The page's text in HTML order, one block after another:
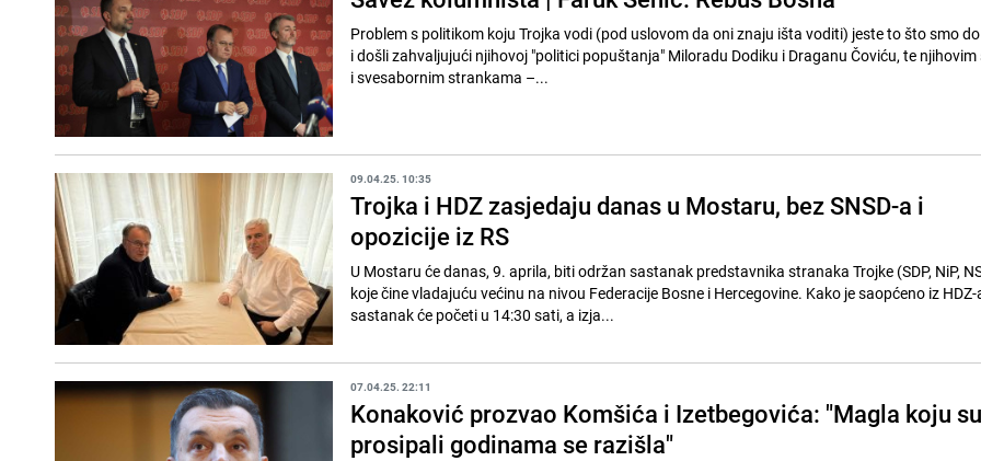
Problem s politikom koju Trojka vodi (pod uslovom da oni znaju išta voditi) jeste to što smo
i došli zahvaljujući njihovoj "politici popuštanja" Miloradu Dodiku i Draganu Čoviću, te
i svesabornim strankama –...
09.04.25. 10:35
Trojka i HDZ zasjedaju danas u Mostaru, bez SNSD-a i
opozicije iz RS
U Mostaru će danas, 9. aprila, biti održan sastanak predstavnika stranaka Trojke (SDP, NiP,
koje čine vladajuću većinu na nivou Federacije Bosne i Hercegovine. Kako je saopćeno iz HDZ-
sastanak će početi u 14:30 sati, a izja...
07.04.25. 22:11
Konaković prozvao Komšića i Izetbegovića: "Magla koju su
prosipali godinama se razišla"